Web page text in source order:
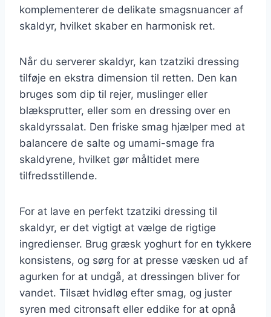
komplementerer de delikate smagsnuancer af
skaldyr, hvilket skaber en harmonisk ret.
Når du serverer skaldyr, kan tzatziki dressing
tilføje en ekstra dimension til retten. Den kan
bruges som dip til rejer, muslinger eller
blæksprutter, eller som en dressing over en
skaldyrssalat. Den friske smag hjælper med at
balancere de salte og umami-smage fra
skaldyrene, hvilket gør måltidet mere
tilfredsstillende.
For at lave en perfekt tzatziki dressing til
skaldyr, er det vigtigt at vælge de rigtige
ingredienser. Brug græsk yoghurt for en tykkere
konsistens, og sørg for at presse væsken ud af
agurken for at undgå, at dressingen bliver for
vandet. Tilsæt hvidløg efter smag, og juster
syren med citronsaft eller eddike for at opnå